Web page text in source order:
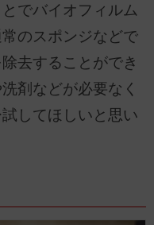
でバイオフィルム
のスポンジなどで
去することができ
剤などが必要なく
してほしいと思い